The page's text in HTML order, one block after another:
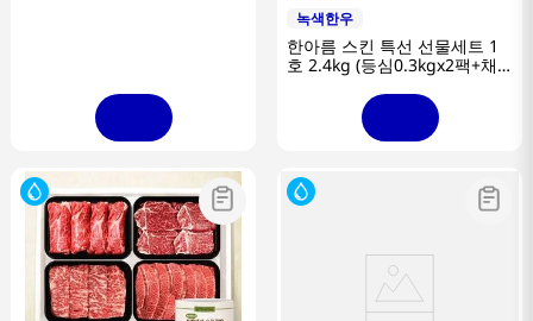
녹색한우
한아름 스킨 특선 선물세트 1
호 2.4kg (등심0.3kgx2팩+채
끝0.3kgx2팩+불고기0.3kgx2
팩+국거리0.3kgx2팩/1+등급)